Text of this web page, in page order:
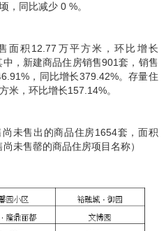
，同比减少 0%。
面积12.77万平方米，环比增长
，新建商品住房销售901套，销售
，同比增长379.42%。存量住
米，环比增长157.14%。
尚未售出的商品住房1654套，面积
未售罄的商品住房项目名称）